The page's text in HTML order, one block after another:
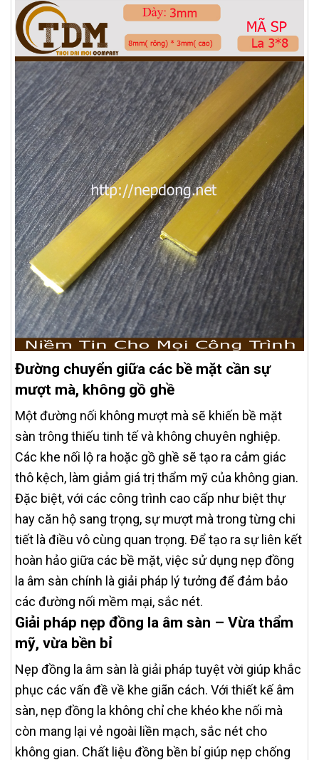
Đường chuyển giữa các bề mặt cần sự
mượt mà, không gồ ghề
Một đường nối không mượt mà sẽ khiến bề mặt
sàn trông thiếu tinh tế và không chuyên nghiệp.
Các khe nối lộ ra hoặc gồ ghề sẽ tạo ra cảm giác
thô kệch, làm giảm giá trị thẩm mỹ của không gian.
Đặc biệt, với các công trình cao cấp như biệt thự
hay căn hộ sang trọng, sự mượt mà trong từng chi
tiết là điều vô cùng quan trọng. Để tạo ra sự liên kết
hoàn hảo giữa các bề mặt, việc sử dụng nẹp đồng
la âm sàn chính là giải pháp lý tưởng để đảm bảo
các đường nối mềm mại, sắc nét.
Giải pháp nẹp đồng la âm sàn – Vừa thẩm
mỹ, vừa bền bỉ
Nẹp đồng la âm sàn là giải pháp tuyệt vời giúp khắc
phục các vấn đề về khe giãn cách. Với thiết kế âm
sàn, nẹp đồng la không chỉ che khéo khe nối mà
còn mang lại vẻ ngoài liền mạch, sắc nét cho
không gian. Chất liệu đồng bền bỉ giúp nẹp chống